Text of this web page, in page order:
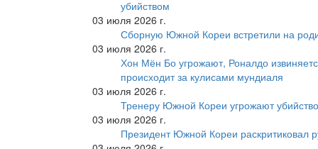
убийством
03 июля 2026 г.
Сборную Южной Кореи встретили на
03 июля 2026 г.
Хон Мён Бо угрожают, Роналдо
происходит за кулисами мундиаля
03 июля 2026 г.
Тренеру Южной Кореи угрожают
03 июля 2026 г.
Президент Южной Кореи раскритиковал